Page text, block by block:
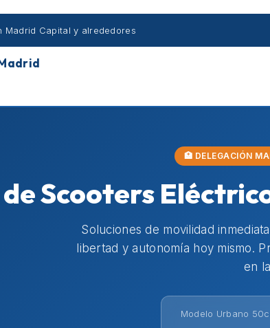
Capital y alrededores
🏥 DELEGACIÓN
Scooters
Soluciones de movilidad
libertad y autonomía hoy mismo.
en
Modelo Urbano